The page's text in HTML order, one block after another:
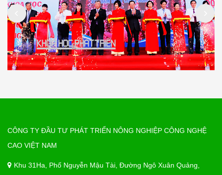
CÔNG TY ĐẦU TƯ PHÁT TRIỂN NÔNG NGHIỆP CÔNG NGHỆ
CAO VIỆT NAM
Khu 31Ha, Phố Nguyễn Mậu Tài, Đường Ngô Xuân Quảng,